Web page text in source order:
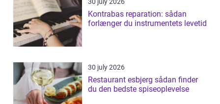
Kontrabas reparation: sådan
forlænger du instrumentets levetid
30 july 2026
Restaurant esbjerg sådan finder
du den bedste spiseoplevelse